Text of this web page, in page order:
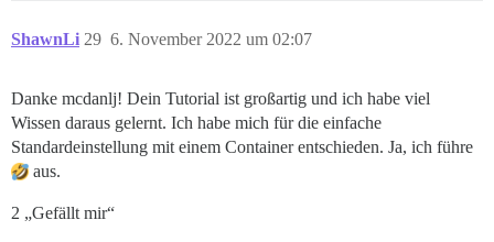
ShawnLi 6. November 2022 um 02:07
29
Danke mcdanlj! Dein Tutorial ist großartig und ich habe viel
Wissen daraus gelernt. Ich habe mich für die einfache
Standardeinstellung mit einem Container entschieden. Ja, ich führe
aus.
2 „Gefällt mir“